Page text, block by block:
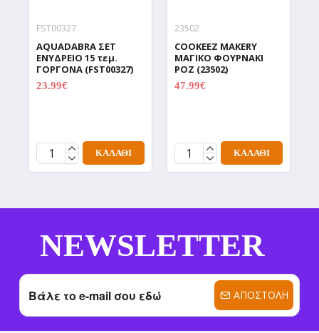
FST00327
AQUADABRA ΣΕΤ
ΕΝΥΔΡΕΙΟ 15 τεμ.
ΓΟΡΓΟΝΑ (FST00327)
23.99€
ΚΑΛΆΘΙ
23502
COOKEEZ MAKERY
ΜΑΓΙΚΟ ΦΟΥΡΝΑΚΙ
ΡΟΖ (23502)
47.99€
ΚΑΛΆΘΙ
NEWSLETTER
ΑΠΟΣΤΟΛΉ